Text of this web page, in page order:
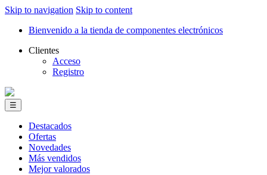
Skip to navigation Skip to content
Bienvenido a la tienda de componentes electrónicos
Clientes
Acceso
Registro
☰
Destacados
Ofertas
Novedades
Más vendidos
Mejor valorados